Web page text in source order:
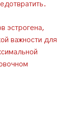
эстрогена,
важности для